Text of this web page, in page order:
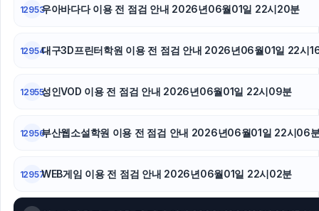
12953우아바다다 이용 전 점검 안내 2026년06월01일 22시20분
12954대구3D프린터학원 이용 전 점검 안내 2026년06월01일 22시
12955성인VOD 이용 전 점검 안내 2026년06월01일 22시09분
12956부산웹소설학원 이용 전 점검 안내 2026년06월01일 22시06
12957WEB게임 이용 전 점검 안내 2026년06월01일 22시02분